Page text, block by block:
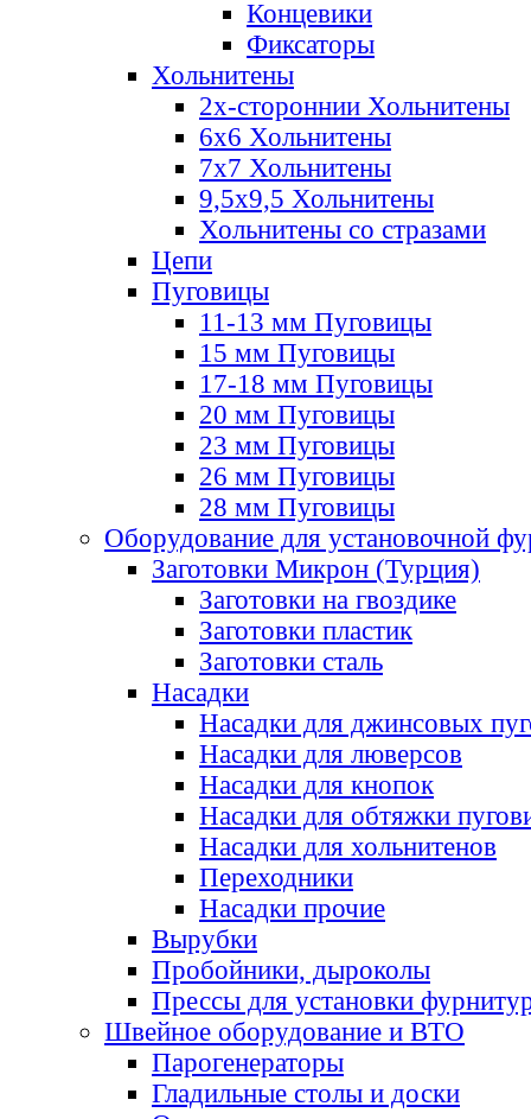
Концевики
Фиксаторы
Хольнитены
2х-стороннии Хольнитены
6х6 Хольнитены
7х7 Хольнитены
9,5х9,5 Хольнитены
Хольнитены со стразами
Цепи
Пуговицы
11-13 мм Пуговицы
15 мм Пуговицы
17-18 мм Пуговицы
20 мм Пуговицы
23 мм Пуговицы
26 мм Пуговицы
28 мм Пуговицы
Оборудование для установочной
Заготовки Микрон (Турция)
Заготовки на гвоздике
Заготовки пластик
Заготовки сталь
Насадки
Насадки для джинсовых
Насадки для люверсов
Насадки для кнопок
Насадки для обтяжки
Насадки для хольнитенов
Переходники
Насадки прочие
Вырубки
Пробойники, дыроколы
Прессы для установки
Швейное оборудование и ВТО
Парогенераторы
Гладильные столы и доски